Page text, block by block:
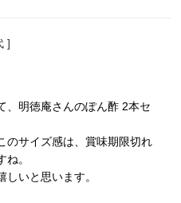
、明徳庵さんのぽん酢 2本セ
のサイズ感は、賞味期限切れ
。
いと思います。